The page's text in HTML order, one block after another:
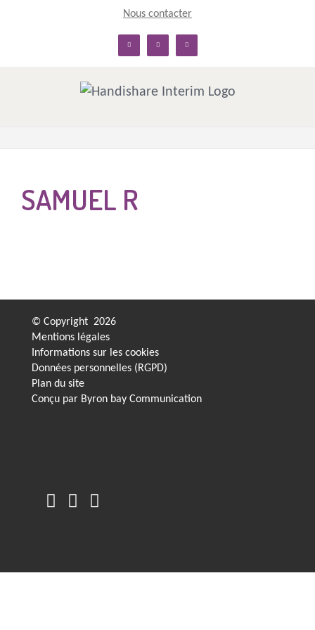
Nous contacter
linkedin facebook twitter
SAMUEL R
© Copyright 2026
Mentions légales
Informations sur les cookies
Données personnelles (RGPD)
Plan du site
Conçu par Byron bay Communication